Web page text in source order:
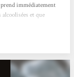
immédiatement
et que
parce qu'elle